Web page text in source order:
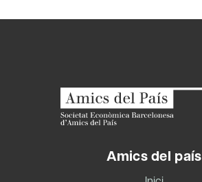
Amics del país